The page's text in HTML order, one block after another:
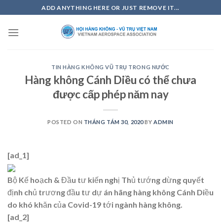
to
content
ADD ANYTHING HERE OR JUST REMOVE IT...
TIN HÀNG KHÔNG VŨ TRỤ TRONG NƯỚC
Hàng không Cánh Diều có thể chưa
được cấp phép năm nay
POSTED ON THÁNG TÁM 30, 2020BY ADMIN
[ad_1]
Bộ Kế hoạch & Đầu tư kiến nghị Thủ tướng dừng quyết
định chủ trương đầu tư dự án hãng hàng không Cánh Diều
do khó khăn của Covid-19 tới ngành hàng không.
[ad_2]